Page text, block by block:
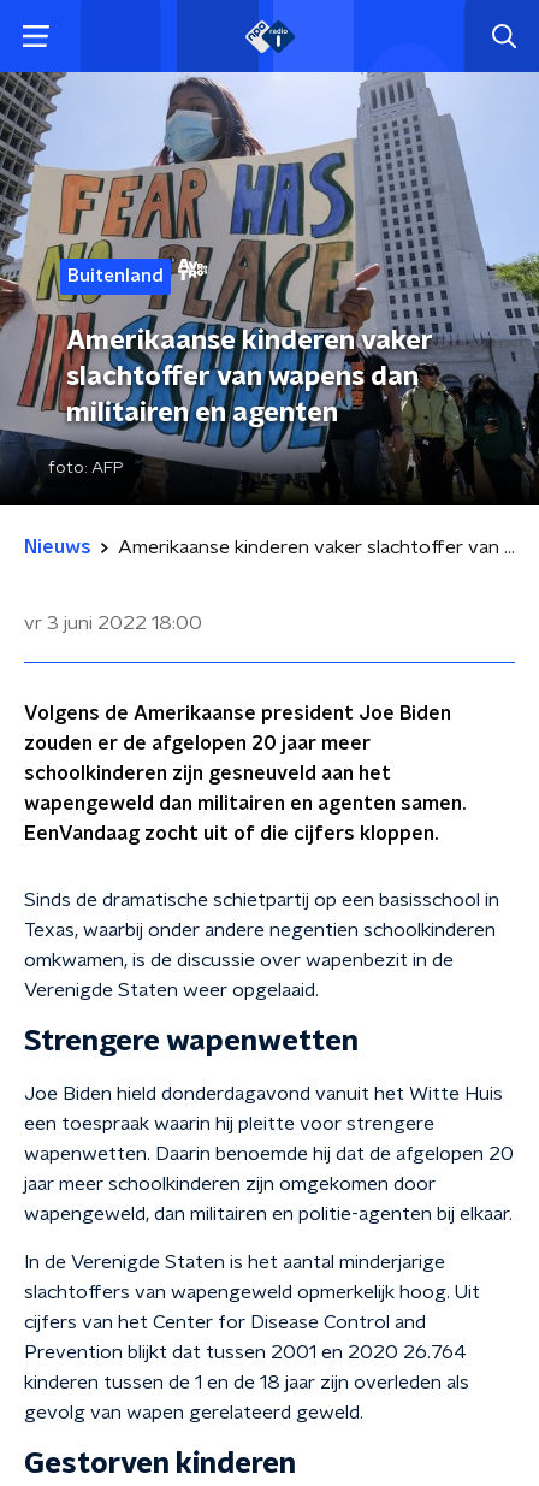
Buitenland
Amerikaanse kinderen vaker
slachtoffer van wapens dan
militairen en agenten
foto: AFP
Nieuws Amerikaanse kinderen vaker slachtoffer van wapens dan militairen en agenten
vr 3 juni 2022 18:00
Volgens de Amerikaanse president Joe Biden
zouden er de afgelopen 20 jaar meer
schoolkinderen zijn gesneuveld aan het
wapengeweld dan militairen en agenten samen.
EenVandaag zocht uit of die cijfers kloppen.
Sinds de dramatische schietpartij op een basisschool in
Texas, waarbij onder andere negentien schoolkinderen
omkwamen, is de discussie over wapenbezit in de
Verenigde Staten weer opgelaaid.
Strengere wapenwetten
Joe Biden hield donderdagavond vanuit het Witte Huis
een toespraak waarin hij pleitte voor strengere
wapenwetten. Daarin benoemde hij dat de afgelopen 20
jaar meer schoolkinderen zijn omgekomen door
wapengeweld, dan militairen en politie-agenten bij elkaar.
In de Verenigde Staten is het aantal minderjarige
slachtoffers van wapengeweld opmerkelijk hoog. Uit
cijfers van het Center for Disease Control and
Prevention blijkt dat tussen 2001 en 2020 26.764
kinderen tussen de 1 en de 18 jaar zijn overleden als
gevolg van wapen gerelateerd geweld.
Gestorven kinderen